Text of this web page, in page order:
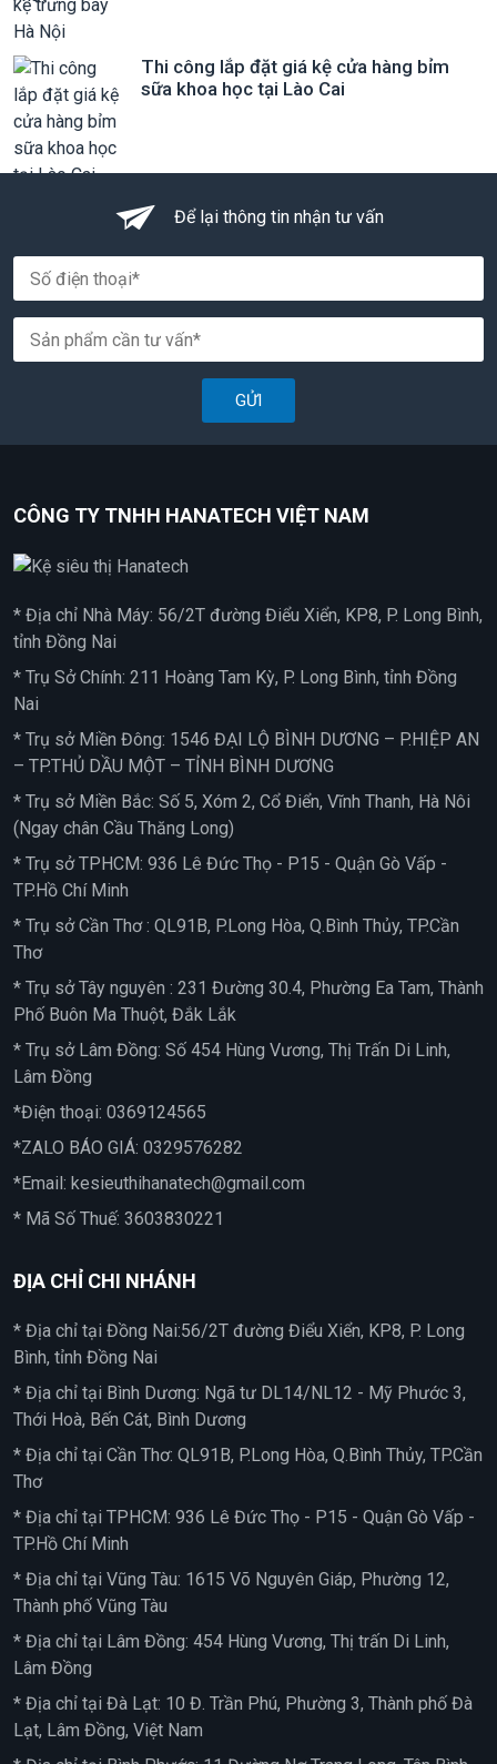
Thi công lắp đặt giá kệ cửa hàng bỉm
sữa khoa học tại Lào Cai
Để lại thông tin nhận tư vấn
GỬI
CÔNG TY TNHH HANATECH VIỆT NAM
* Địa chỉ Nhà Máy: 56/2T đường Điểu Xiển, KP8, P. Long Bình,
tỉnh Đồng Nai
* Trụ Sở Chính: 211 Hoàng Tam Kỳ, P. Long Bình, tỉnh Đồng
Nai
* Trụ sở Miền Đông: 1546 ĐẠI LỘ BÌNH DƯƠNG – P.HIỆP AN
– TP.THỦ DẦU MỘT – TỈNH BÌNH DƯƠNG
* Trụ sở Miền Bắc: Số 5, Xóm 2, Cổ Điển, Vĩnh Thanh, Hà Nôi
(Ngay chân Cầu Thăng Long)
* Trụ sở TPHCM: 936 Lê Đức Thọ - P15 - Quận Gò Vấp -
TP.Hồ Chí Minh
* Trụ sở Cần Thơ : QL91B, P.Long Hòa, Q.Bình Thủy, TP.Cần
Thơ
* Trụ sở Tây nguyên : 231 Đường 30.4, Phường Ea Tam, Thành
Phố Buôn Ma Thuột, Đắk Lắk
* Trụ sở Lâm Đồng: Số 454 Hùng Vương, Thị Trấn Di Linh,
Lâm Đồng
*Điện thoại: 0369124565
*ZALO BÁO GIÁ: 0329576282
*Email: kesieuthihanatech@gmail.com
* Mã Số Thuế: 3603830221
ĐỊA CHỈ CHI NHÁNH
* Địa chỉ tại Đồng Nai:56/2T đường Điểu Xiển, KP8, P. Long
Bình, tỉnh Đồng Nai
* Địa chỉ tại Bình Dương: Ngã tư DL14/NL12 - Mỹ Phước 3,
Thới Hoà, Bến Cát, Bình Dương
* Địa chỉ tại Cần Thơ: QL91B, P.Long Hòa, Q.Bình Thủy, TP.Cần
Thơ
* Địa chỉ tại TPHCM: 936 Lê Đức Thọ - P15 - Quận Gò Vấp -
TP.Hồ Chí Minh
* Địa chỉ tại Vũng Tàu: 1615 Võ Nguyên Giáp, Phường 12,
Thành phố Vũng Tàu
* Địa chỉ tại Lâm Đồng: 454 Hùng Vương, Thị trấn Di Linh,
Lâm Đồng
* Địa chỉ tại Đà Lạt: 10 Đ. Trần Phú, Phường 3, Thành phố Đà
Lạt, Lâm Đồng, Việt Nam